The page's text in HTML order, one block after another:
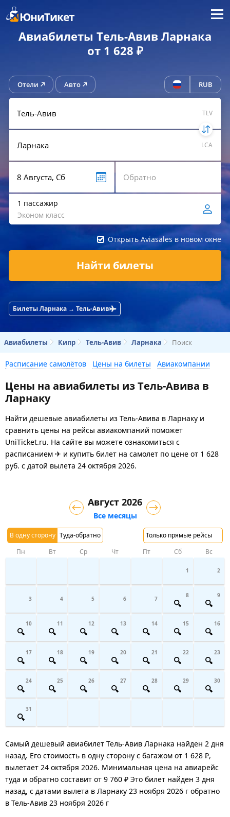
ЮниТикет Меню
Авиабилеты Тель-Авив Ларнака
от 1 628 ₽
Отели Авто RUB
TLV
LCA
1 пассажир
Эконом класс
Открыть Aviasales в новом окне
Найти билеты
Билеты Ларнака → Тель-Авив
Авиабилеты Кипр Тель-Авив Ларнака Поиск
Расписание самолётов Цены на билеты Авиакомпании
Цены на авиабилеты из Тель-Авива в
Ларнаку
Найти дешевые авиабилеты из Тель-Авива в Ларнаку и
сравнить цены на рейсы авиакомпаний поможет
UniTicket.ru. На сайте вы можете ознакомиться с
расписанием ✈ и купить билет на самолет по цене от 1 628
руб. с датой вылета 24 октября 2026.
В одну сторону Туда-обратно Только прямые рейсы
Август 2026
Все месяцы
Пн Вт Ср Чт Пт Сб Вс
1 2
3 4 5 6 7 8 9
10 11 12 13 14 15 16
17 18 19 20 21 22 23
24 25 26 27 28 29 30
31
Самый дешевый авиабилет Тель-Авив Ларнака найден 2 дня
назад. Его стоимость в одну сторону с багажом от 1 628 ₽,
вылетает 24 октября 2026. Минимальная цена на авиарейс
туда и обратно составит от 9 760 ₽ Это билет найден 3 дня
назад, с датами вылета в Ларнаку 23 ноября 2026 г обратно
в Тель-Авив 23 ноября 2026 г